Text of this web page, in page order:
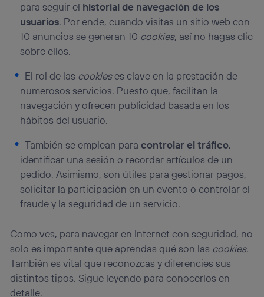
para seguir el historial de navegación de los
usuarios. Por ende, cuando visitas un sitio web con
10 anuncios se generan 10 cookies, así no hagas clic
sobre ellos.
El rol de las cookieses clave en la prestación de
numerosos servicios. Puesto que, facilitan la
navegación y ofrecen publicidad basada en los
hábitos del usuario.
También se emplean paracontrolar el tráfico,
identificar una sesión o recordar artículos de un
pedido. Asimismo, son útiles para gestionar pagos,
solicitar la participación en un evento o controlar el
fraude y la seguridad de un servicio.
Como ves, para navegar en Internet con seguridad, no
solo es importante que aprendas qué son las cookies.
También es vital que reconozcas y diferencies sus
distintos tipos. Sigue leyendo para conocerlos en
detalle.